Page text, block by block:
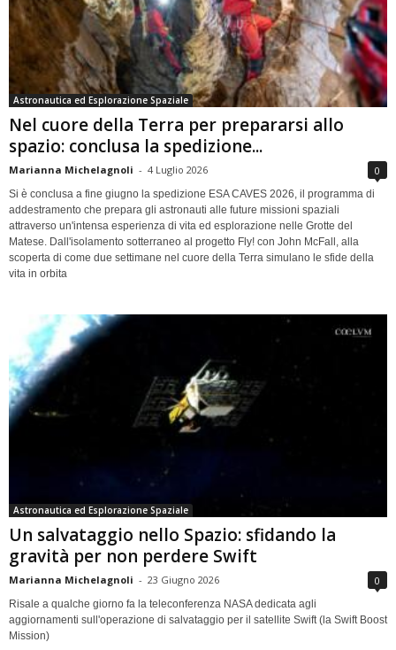
Astronautica ed Esplorazione Spaziale
Nel cuore della Terra per prepararsi allo
spazio: conclusa la spedizione...
Marianna Michelagnoli - 4 Luglio 2026 0
Si è conclusa a fine giugno la spedizione ESA CAVES 2026, il programma di
addestramento che prepara gli astronauti alle future missioni spaziali
attraverso un'intensa esperienza di vita ed esplorazione nelle Grotte del
Matese. Dall'isolamento sotterraneo al progetto Fly! con John McFall, alla
scoperta di come due settimane nel cuore della Terra simulano le sfide della
vita in orbita
Astronautica ed Esplorazione Spaziale
Un salvataggio nello Spazio: sfidando la
gravità per non perdere Swift
Marianna Michelagnoli - 23 Giugno 2026 0
Risale a qualche giorno fa la teleconferenza NASA dedicata agli
aggiornamenti sull'operazione di salvataggio per il satellite Swift (la Swift Boost
Mission)